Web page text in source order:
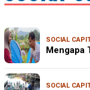
SOCIAL
Mengapa
SOCIAL